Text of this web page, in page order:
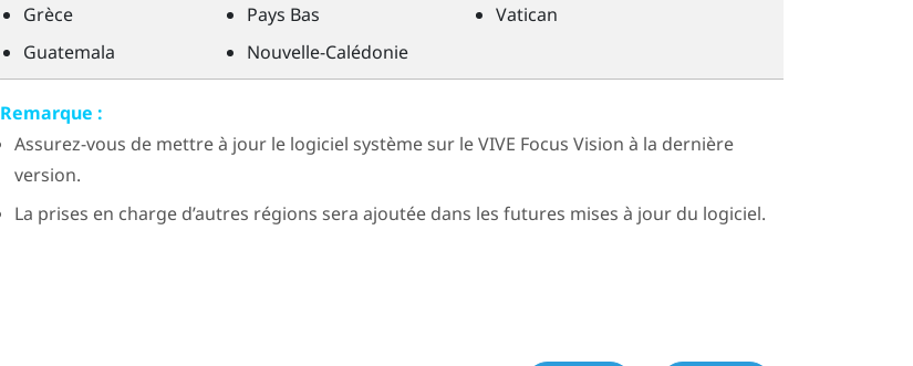
Grèce
Guatemala
Pays Bas
Nouvelle-Calédonie
Vatican
Remarque :
Assurez-vous de mettre à jour le logiciel système sur leVIVE Focus Vision à la dernière
version.
La prises en charge d’autres régions sera ajoutée dans les futures mises à jour du logiciel.